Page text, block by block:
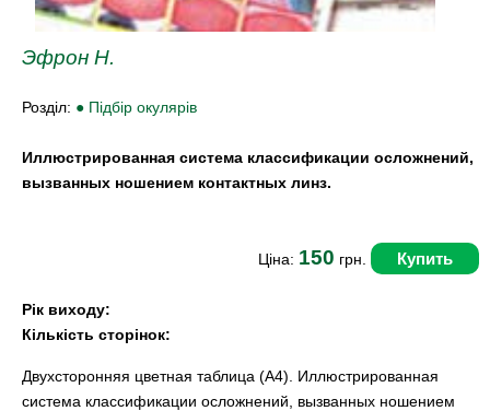
Эфрон Н.
Розділ: ● Підбір окулярів
Иллюстрированная система классификации осложнений,
вызванных ношением контактных линз.
Ціна: 150 грн. Купить
Рік виходу:
Кількість сторінок:
Двухсторонняя цветная таблица (А4). Иллюстрированная
система классификации осложнений, вызванных ношением